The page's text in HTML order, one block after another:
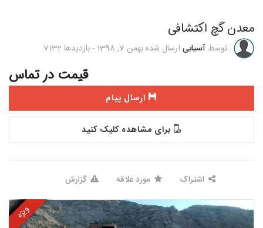
معدن گچ اکتشافی
توسط آسیابی ارسال شدهبهمن 7, 1398 -بازدیدها 7132
قیمت در تماس
ارسال پیام
برای مشاهده کلیک کنید
اشتراک مورد علاقه گزارش
ویژه